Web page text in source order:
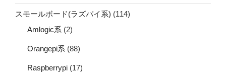
スモールボード(ラズパイ系) (114)
Amlogic系 (2)
Orangepi系 (88)
Raspberrypi (17)